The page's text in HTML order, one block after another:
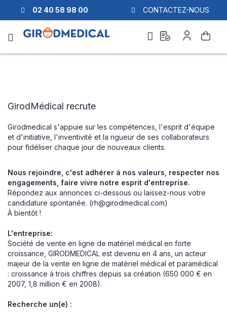
02 40 58 98 00 CONTACTEZ-NOUS
Search
quote
Account
GirodMédical recrute
Girodmedical s'appuie sur les compétences, l'esprit d'équipe
et d'initiative, l'inventivité et la rigueur de ses collaborateurs
pour fidéliser chaque jour de nouveaux clients.
Nous rejoindre, c'est adhérer à nos valeurs, respecter nos
engagements, faire vivre notre esprit d'entreprise.
Répondez aux annonces ci-dessous ou laissez-nous votre
candidature spontanée. (rh@girodmedical.com)
À bientôt !
L'entreprise:
Société de vente en ligne de matériel médical en forte
croissance, GIRODMEDICAL est devenu en 4 ans, un acteur
majeur de la vente en ligne de matériel médical et paramédical
: croissance à trois chiffres depuis sa création (650 000 € en
2007, 1,8 million € en 2008).
Recherche un(e) :